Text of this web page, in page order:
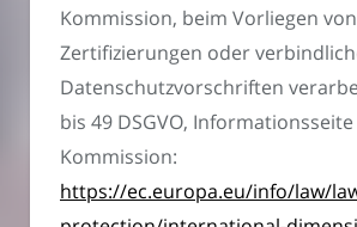
Kommission, beim Vorliegen von
Zertifizierungen oder
Datenschutzvorschriften
bis 49 DSGVO,
Kommission:
https://ec.europa.eu/info/law/